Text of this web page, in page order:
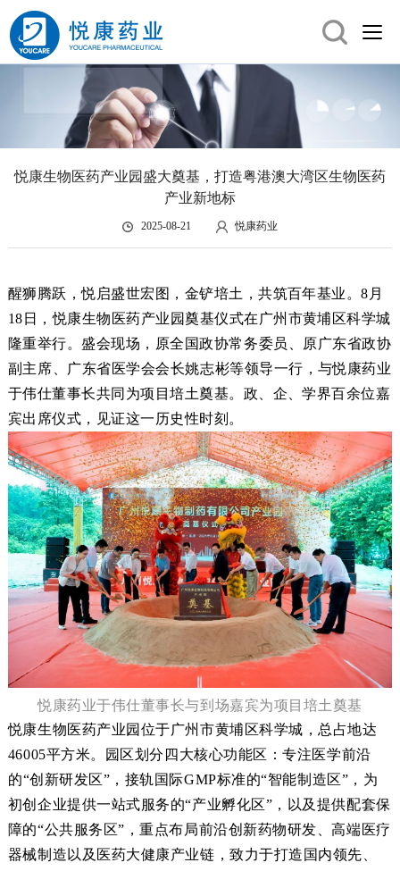
悦康生物医药产业园盛大奠基，打造粤港澳大湾区生物医药
产业新地标
2025-08-21 悦康药业
醒狮腾跃 ，悦启盛世宏图，金铲培土，共筑百年基业。8月
18日
，悦康生物医药产业园 奠基仪式在广州市黄埔区科学城
隆重举行。 盛会现场， 原全国政协常务委员、原广东省政协
副主席、广东省医学会会长姚志彬等领导一行，与悦康药业
于伟仕董事长共同 为项目培土奠基。 政、企、学界百余位嘉
宾出席仪式， 见证这一历史性时刻 。
悦康药业于伟仕董事长与到场嘉宾为项目培土奠基
悦康生物医药产业园位于广州市黄埔区科学城，总占地达
46005平方米。
园区划分 四大核心功能区：专注医学前沿
的“创新研发区”， 接轨国际GMP标准的“智能制造区”，为
初创企业提供一站式服务的“产业孵化区”，以及提供配套保
障的“公共服务区”，重点布局前沿创新药物研发、高端医疗
器械制造以及医药大健康产业链，致力于打造 国内领先、